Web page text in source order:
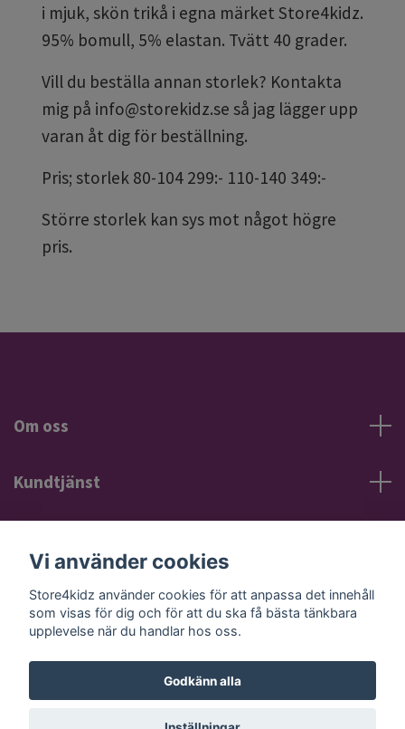
i mjuk, skön trikå i egna märket Store4kidz.
95% bomull, 5% elastan. Tvätt 40 grader.
Vill du beställa annan storlek? Kontakta
mig på info@storekidz.se så jag lägger upp
varan åt dig för beställning.
Pris; storlek 80-104 299:- 110-140 349:-
Större storlek kan sys mot något högre
pris.
Om oss
Kundtjänst
Sociala medier
© 2026 Store4kidzPowered by Quickbutik
Vi använder cookies
Store4kidz använder cookies för att anpassa det innehåll
som visas för dig och för att du ska få bästa tänkbara
upplevelse när du handlar hos oss.
Godkänn alla